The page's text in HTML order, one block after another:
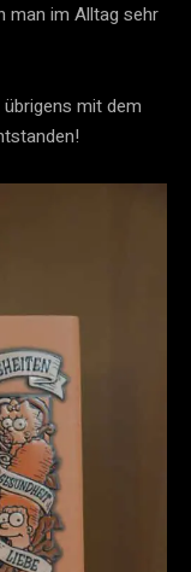
man im Alltag sehr
mit dem